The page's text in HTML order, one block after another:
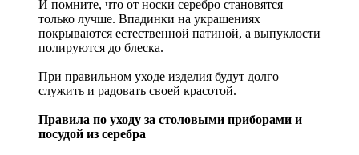
И помните, что от носки серебро становятся
только лучше. Впадинки на украшениях
покрываются естественной патиной, а выпуклости
полируются до блеска.
При правильном уходе изделия будут долго
служить и радовать своей красотой.
Правила по уходу за столовыми приборами и
посудой из серебра